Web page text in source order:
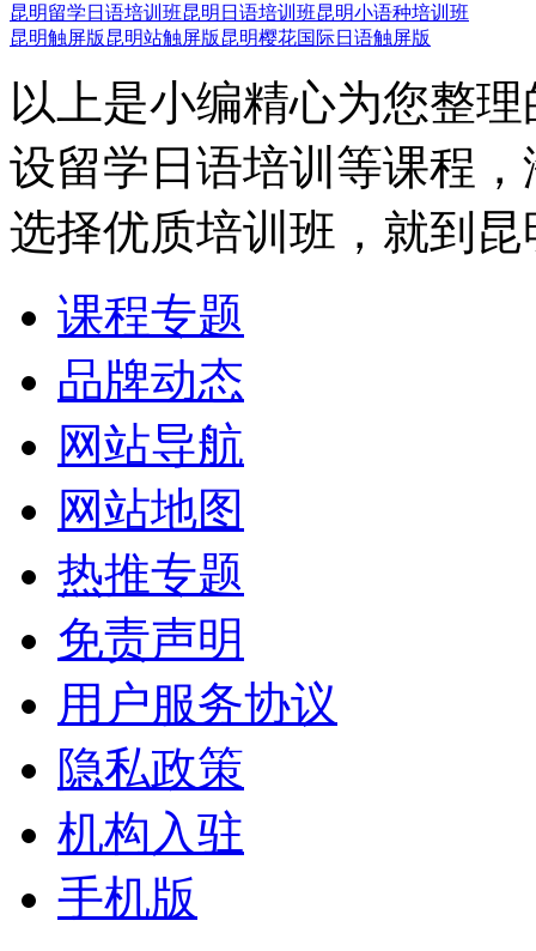
昆明留学日语培训班昆明日语培训班昆明小语种培训班
昆明触屏版昆明站触屏版昆明樱花国际日语触屏版
以上是小编精心为您整
设留学日语培训等课程
选择优质培训班，就到
课程专题
品牌动态
网站导航
网站地图
热推专题
免责声明
用户服务协议
隐私政策
机构入驻
手机版